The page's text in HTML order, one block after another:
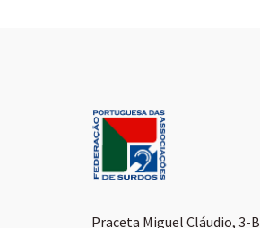
Praceta Miguel Cláudio, 3-B